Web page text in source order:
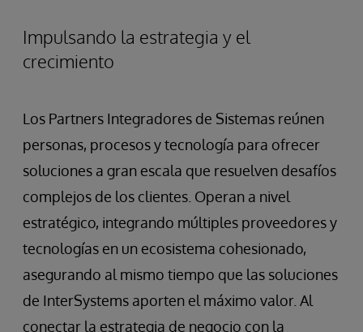
Impulsando la estrategia y el
crecimiento
Los Partners Integradores de Sistemas reúnen
personas, procesos y tecnología para ofrecer
soluciones a gran escala que resuelven desafíos
complejos de los clientes. Operan a nivel
estratégico, integrando múltiples proveedores y
tecnologías en un ecosistema cohesionado,
asegurando al mismo tiempo que las soluciones
de InterSystems aporten el máximo valor. Al
conectar la estrategia de negocio con la